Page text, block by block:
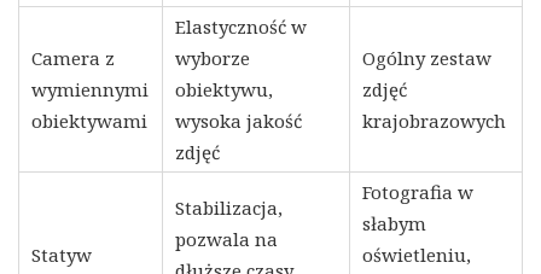
Camera z
wymiennymi
obiektywami
Elastyczność w
wyborze
obiektywu,
wysoka jakość
zdjęć
Ogólny zestaw
zdjęć
krajobrazowych
Statyw
Stabilizacja,
pozwala na
Fotografia w
słabym
oświetleniu,